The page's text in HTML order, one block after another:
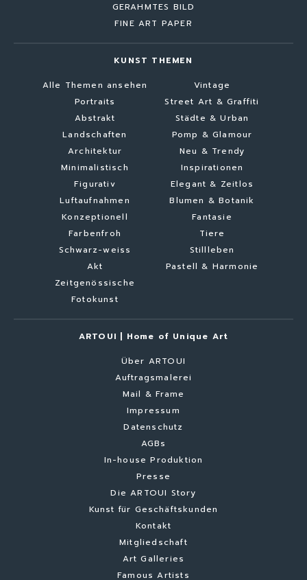
GERAHMTES BILD
FINE ART PAPER
KUNST THEMEN
Alle Themen ansehen
Portraits
Abstrakt
Landschaften
Architektur
Minimalistisch
Figurativ
Luftaufnahmen
Konzeptionell
Farbenfroh
Schwarz-weiss
Akt
Zeitgenössische
Fotokunst
Vintage
Street Art & Graffiti
Städte & Urban
Pomp & Glamour
Neu & Trendy
Inspirationen
Elegant & Zeitlos
Blumen & Botanik
Fantasie
Tiere
Stillleben
Pastell & Harmonie
ARTOUI | Home of Unique Art
Über ARTOUI
Auftragsmalerei
Mail & Frame
Impressum
Datenschutz
AGBs
In-house Produktion
Presse
Die ARTOUI Story
Kunst für Geschäftskunden
Kontakt
Mitgliedschaft
Art Galleries
Famous Artists